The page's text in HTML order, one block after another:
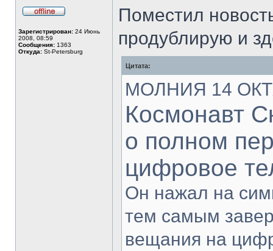
сети
Зарегистрирован: 24 Июнь
2008, 08:59
Сообщения: 1363
Откуда: St-Petersburg
Поместил
продублирую и
Цитата:
МОЛНИЯ 14
Космонавт
о полном
цифровое
Он нажал на
тем самым
вещания на